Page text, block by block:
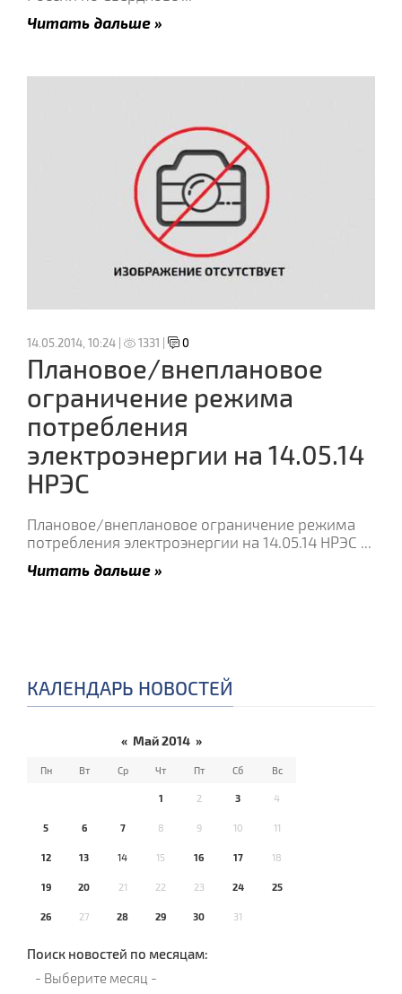
Читать дальше »
14.05.2014, 10:24 | 1331 | 0
Плановое/внеплановое
ограничение режима
потребления
электроэнергии на 14.05.14
НРЭС
Плановое/внеплановое ограничение режима
потребления электроэнергии на 14.05.14 НРЭС ...
Читать дальше »
КАЛЕНДАРЬ НОВОСТЕЙ
« Май 2014 »
Пн Вт Ср Чт Пт Сб Вс
1 2 3 4
5 6 7 8 9 10 11
12 13 14 15 16 17 18
19 20 21 22 23 24 25
26 27 28 29 30 31
Поиск новостей по месяцам: